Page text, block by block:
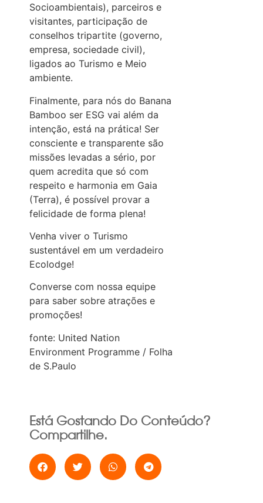
Socioambientais), parceiros e
visitantes, participação de
conselhos tripartite (governo,
empresa, sociedade civil),
ligados ao Turismo e Meio
ambiente.
Finalmente, para nós do Banana
Bamboo ser ESG vai além da
intenção, está na prática! Ser
consciente e transparente são
missões levadas a sério, por
quem acredita que só com
respeito e harmonia em Gaia
(Terra), é possível provar a
felicidade de forma plena!
Venha viver o Turismo
sustentável em um verdadeiro
Ecolodge!
Converse com nossa equipe
para saber sobre atrações e
promoções!
fonte: United Nation
Environment Programme / Folha
de S.Paulo
Está Gostando Do Conteúdo?
Compartilhe.